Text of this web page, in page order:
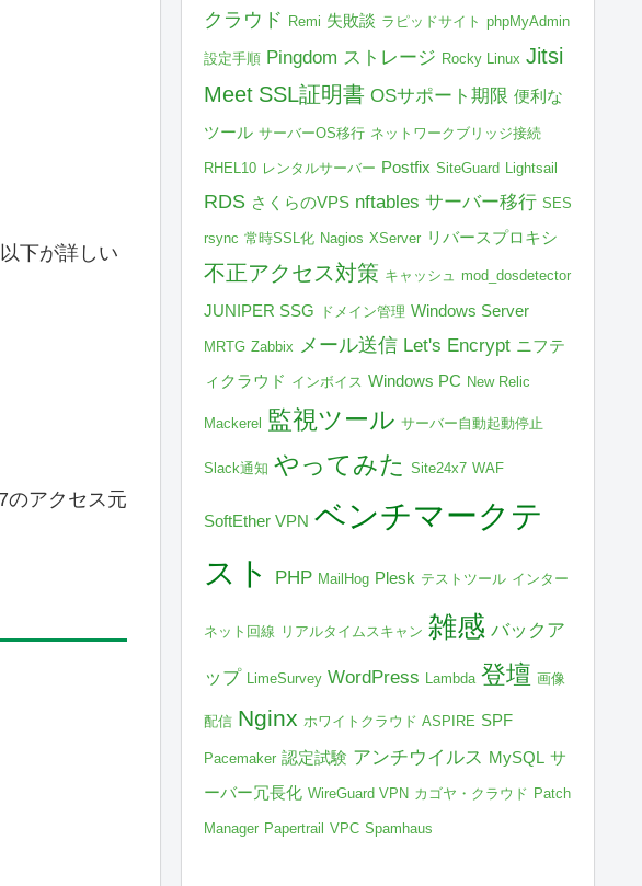
下が詳しい
のアクセス元
クラウド Remi 失敗談 ラピッドサイト phpMyAdmin
設定手順 Pingdom ストレージ Rocky Linux Jitsi
Meet SSL証明書 OSサポート期限 便利な
ツール サーバーOS移行 ネットワークブリッジ接続
RHEL10 レンタルサーバー Postfix SiteGuard Lightsail
RDS さくらのVPS nftables サーバー移行 SES
rsync 常時SSL化 Nagios XServer リバースプロキシ
不正アクセス対策 キャッシュ mod_dosdetector
JUNIPER SSG ドメイン管理 Windows Server
MRTG Zabbix メール送信 Let's Encrypt ニフテ
ィクラウド インボイス Windows PC New Relic
Mackerel 監視ツール サーバー自動起動停止
Slack通知 やってみた Site24x7 WAF
SoftEther VPN ベンチマークテ
スト
PHP MailHog Plesk テストツール インター
ネット回線 リアルタイムスキャン 雑感 バックア
ップ LimeSurvey WordPress Lambda 登壇 画像
配信 Nginx ホワイトクラウド ASPIRE SPF
Pacemaker 認定試験 アンチウイルス MySQL サ
ーバー冗長化 WireGuard VPN カゴヤ・クラウド Patch
Manager Papertrail VPC Spamhaus